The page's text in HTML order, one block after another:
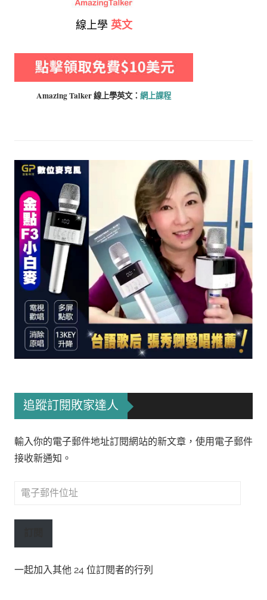
線上學 英文
Amazing Talker 線上學英文： 網上課程
追蹤訂閱敗家達人
輸入你的電子郵件地址訂閱網站的新文章，使用電子郵件
接收新通知。
電
郵
址
一起加入其他 24 位訂閱者的行列